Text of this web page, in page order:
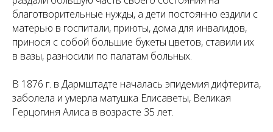
благотворительные нужды, а дети постоянно ездили с
матерью в госпитали, приюты, дома для инвалидов,
принося с собой большие букеты цветов, ставили их
в вазы, разносили по палатам больных.
В 1876 г. в Дармштадте началась эпидемия дифтерита,
заболела и умерла матушка Елисаветы, Великая
Герцогиня Алиса в возрасте 35 лет.